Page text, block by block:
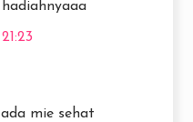
mie sehat